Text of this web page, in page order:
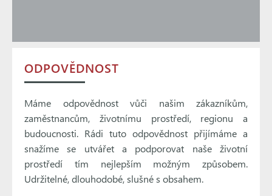
ODPOVĚDNOST
Máme odpovědnost vůči našim zákazníkům,
zaměstnancům, životnímu prostředí, regionu a
budoucnosti. Rádi tuto odpovědnost přijímáme a
snažíme se utvářet a podporovat naše životní
prostředí tím nejlepším možným způsobem.
Udržitelné, dlouhodobé, slušné s obsahem.